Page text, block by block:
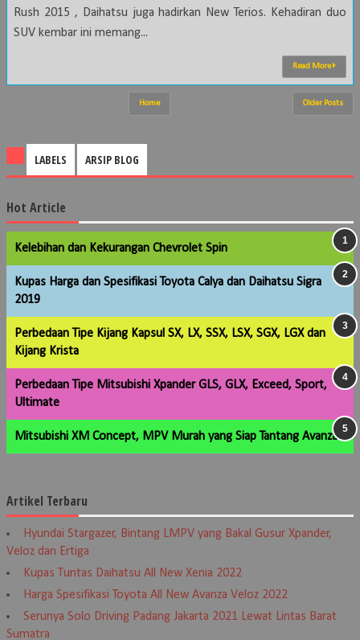
Rush 2015 , Daihatsu juga hadirkan New Terios. Kehadiran duo
SUV kembar ini memang...
Read More
Older Posts
Home
LABELS ARSIP BLOG
Hot Article
Kelebihan dan Kekurangan Chevrolet Spin
Kupas Harga dan Spesifikasi Toyota Calya dan Daihatsu Sigra
2019
Perbedaan Tipe Kijang Kapsul SX, LX, SSX, LSX, SGX, LGX dan
Kijang Krista
Perbedaan Tipe Mitsubishi Xpander GLS, GLX, Exceed, Sport,
Ultimate
Mitsubishi XM Concept, MPV Murah yang Siap Tantang Avanza
Artikel Terbaru
Hyundai Stargazer, Bintang LMPV yang Bakal Gusur Xpander,
Veloz dan Ertiga
Kupas Tuntas Daihatsu All New Xenia 2022
Harga Spesifikasi Toyota All New Avanza Veloz 2022
Serunya Solo Driving Padang Jakarta 2021 Lewat Lintas Barat
Sumatra